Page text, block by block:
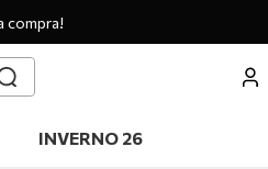
compra!
INVERNO 26